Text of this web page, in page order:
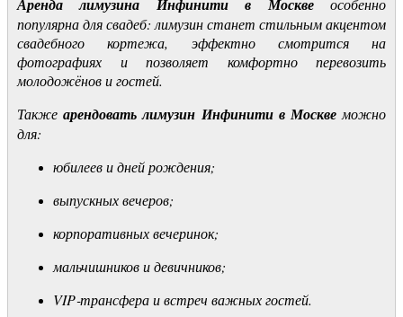
Аренда лимузина Инфинити в Москвеособенно
популярна для свадеб: лимузин станет стильным акцентом
свадебного кортежа, эффектно смотрится на
фотографиях и позволяет комфортно перевозить
молодожёнов и гостей.
Такжеарендовать лимузин Инфинити в Москвеможно
для:
юбилеев и дней рождения;
выпускных вечеров;
корпоративных вечеринок;
мальчишников и девичников;
VIP‑трансфера и встреч важных гостей.